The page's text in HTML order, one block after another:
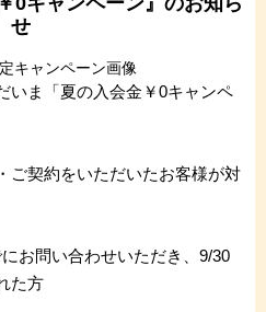
せ
いま「夏の入会金￥0キャンペ
ご契約をいただいたお客様が対
お問い合わせいただき、9/30
た方